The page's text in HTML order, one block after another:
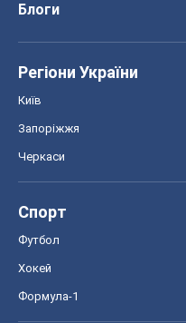
Блоги
Регіони України
Київ
Запоріжжя
Черкаси
Спорт
Футбол
Хокей
Формула-1